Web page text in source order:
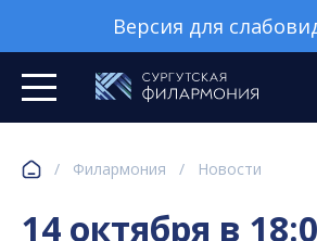
Версия для
/ Филармония / Новости
14 октября в